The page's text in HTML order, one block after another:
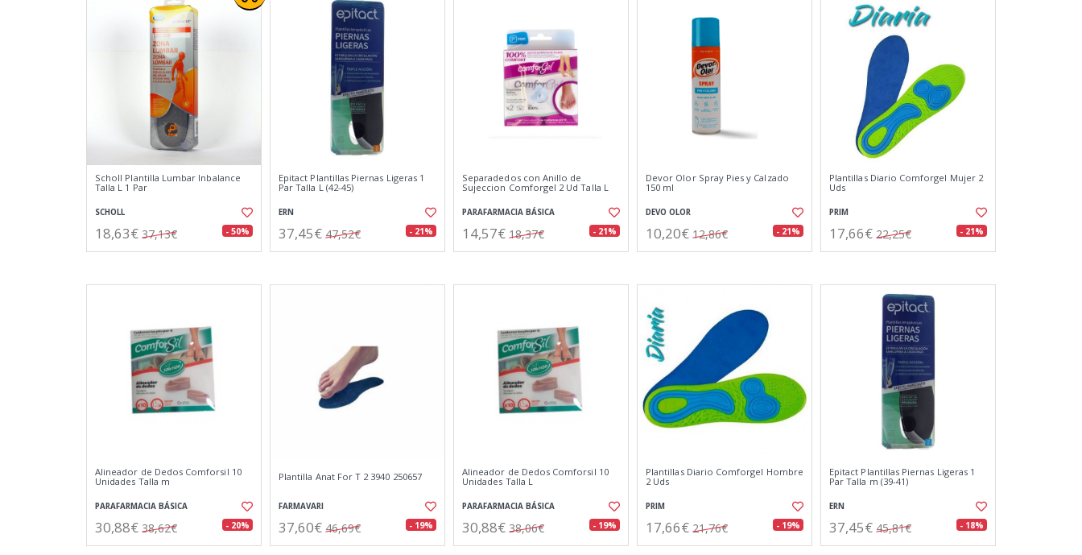
Scholl Plantilla Lumbar Inbalance
Talla L 1 Par
SCHOLL
18,63€ 37,13€ - 50%
Epitact Plantillas Piernas Ligeras 1
Par Talla L (42-45)
ERN
37,45€ 47,52€ - 21%
Separadedos con Anillo de
Sujeccion Comforgel 2 Ud Talla L
PARAFARMACIA BÁSICA
14,57€ 18,37€ - 21%
Devor Olor Spray Pies y Calzado
150 ml
DEVO OLOR
10,20€ 12,86€ - 21%
Plantillas Diario Comforgel Mujer 2
Uds
PRIM
17,66€ 22,25€ - 21%
Alineador de Dedos Comforsil 10
Unidades Talla m
PARAFARMACIA BÁSICA
30,88€ 38,62€ - 20%
Plantilla Anat For T 2 3940 250657
FARMAVARI
37,60€ 46,69€ - 19%
Alineador de Dedos Comforsil 10
Unidades Talla L
PARAFARMACIA BÁSICA
30,88€ 38,06€ - 19%
Plantillas Diario Comforgel Hombre
2 Uds
PRIM
17,66€ 21,76€ - 19%
Epitact Plantillas Piernas Ligeras 1
Par Talla m (39-41)
ERN
37,45€ 45,81€ - 18%